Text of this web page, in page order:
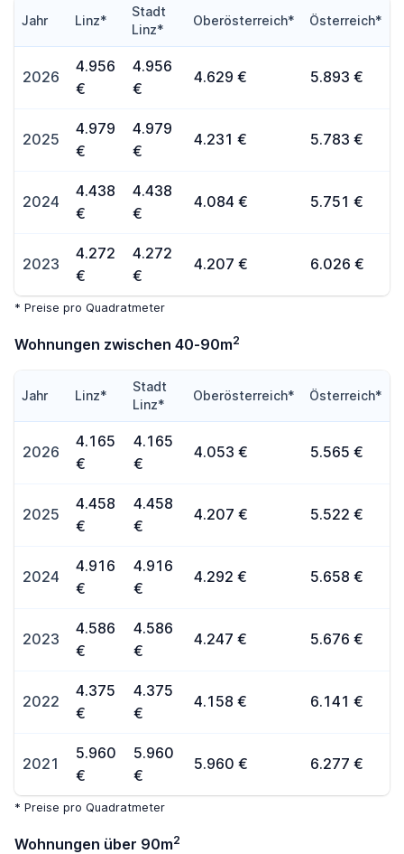
Jahr Linz*
Stadt
Linz*
Oberösterreich* Österreich*
2026
4.956
€
4.956
€
4.629 € 5.893 €
2025
4.979
€
4.979
€
4.231 € 5.783 €
2024
4.438
€
4.438
€
4.084 € 5.751 €
2023
4.272
€
4.272
€
4.207 € 6.026 €
* Preise pro Quadratmeter
Wohnungen zwischen 40-90m2
Jahr Linz*
Stadt
Linz*
Oberösterreich* Österreich*
2026
4.165
€
4.165
€
4.053 € 5.565 €
2025
4.458
€
4.458
€
4.207 € 5.522 €
2024
4.916
€
4.916
€
4.292 € 5.658 €
2023
4.586
€
4.586
€
4.247 € 5.676 €
2022
4.375
€
4.375
€
4.158 € 6.141 €
2021
5.960
€
5.960
€
5.960 € 6.277 €
* Preise pro Quadratmeter
Wohnungen über 90m2